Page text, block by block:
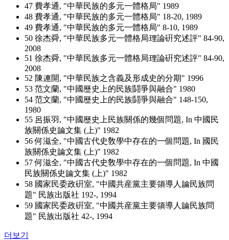
47 費孝通, "中華民族的多元一體格局" 1989
48 費孝通, "中華民族的多元一體格局" 18-20, 1989
49 費孝通, "中華民族的多元一體格局" 8-10, 1989
50 徐杰舜, "中華民族多元一體格局理論硏究述評" 84-90,
2008
51 徐杰舜, "中華民族多元一體格局理論硏究述評" 84-90,
2008
52 陳連開, "中華民族之含義及形成史的分期" 1996
53 范文蘭, "中國歷史上的民族鬪爭與融合" 1980
54 范文蘭, "中國歷史上的民族鬪爭與融合" 148-150,
1980
55 呂振羽, "中國歷史上民族關係的幾個問題, In 中國民
族關係史論文集 (上)" 1982
56 何滋全, "中國古代史敎學中存在的一個問題, In 國民
族關係史論文集 (上)" 1982
57 何滋全, "中國古代史敎學中存在的一個問題, In 中國
民族關係史論文集 (上)" 1982
58 國家民委政硏室, "中國共産黨主要領導人論民族問
題" 民族出版社 192-, 1994
59 國家民委政硏室, "中國共産黨主要領導人論民族問
題" 民族出版社 42-, 1994
더보기